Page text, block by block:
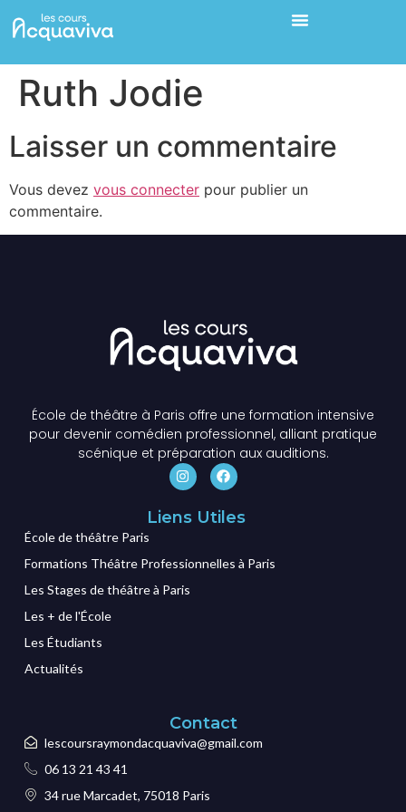
Ruth Jodie
Laisser un commentaire
Vous devez vous connecter pour publier un
commentaire.
École de théâtre à Paris offre une formation intensive
pour devenir comédien professionnel, alliant pratique
scénique et préparation aux auditions.
Liens Utiles
École de théâtre Paris
Formations Théâtre Professionnelles à Paris
Les Stages de théâtre à Paris
Les + de l'École
Les Étudiants
Actualités
Contact
lescoursraymondacquaviva@gmail.com
06 13 21 43 41
34 rue Marcadet, 75018 Paris